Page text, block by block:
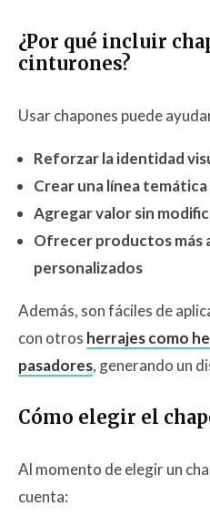
¿Por qué incluir
cinturones?
Usar chapones puede
Reforzar la identidad
Crear una línea
Agregar valor sin
Ofrecer productos más
personalizados
Además, son fáciles de
con otros herrajes como
pasadores, generando un
Cómo elegir el
Al momento de elegir un
cuenta: